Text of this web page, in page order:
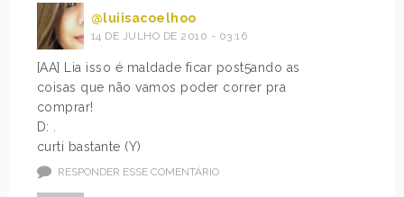
@luiisacoelhoo
14 DE JULHO DE 2010 - 03:16
[AA] Lia isso é maldade ficar post5ando as
coisas que não vamos poder correr pra
comprar!
D: .
curti bastante (Y)
RESPONDER ESSE COMENTÁRIO